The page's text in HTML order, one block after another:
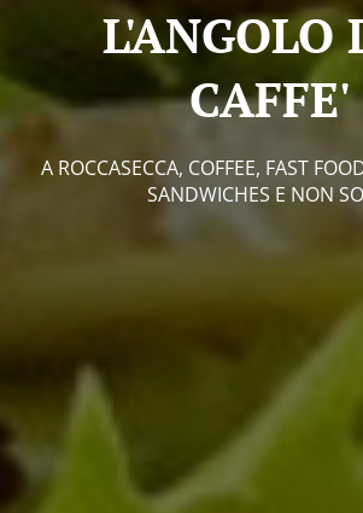
L'ANGOLO
CAFFE'
A ROCCASECCA, COFFEE, FAST
SANDWICHES E NON